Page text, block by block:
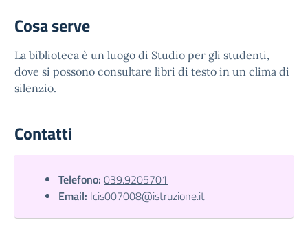
Cosa serve
La biblioteca è un luogo di Studio per gli studenti,
dove si possono consultare libri di testo in un clima di
silenzio.
Contatti
Telefono: 039.9205701
Email: lcis007008@istruzione.it